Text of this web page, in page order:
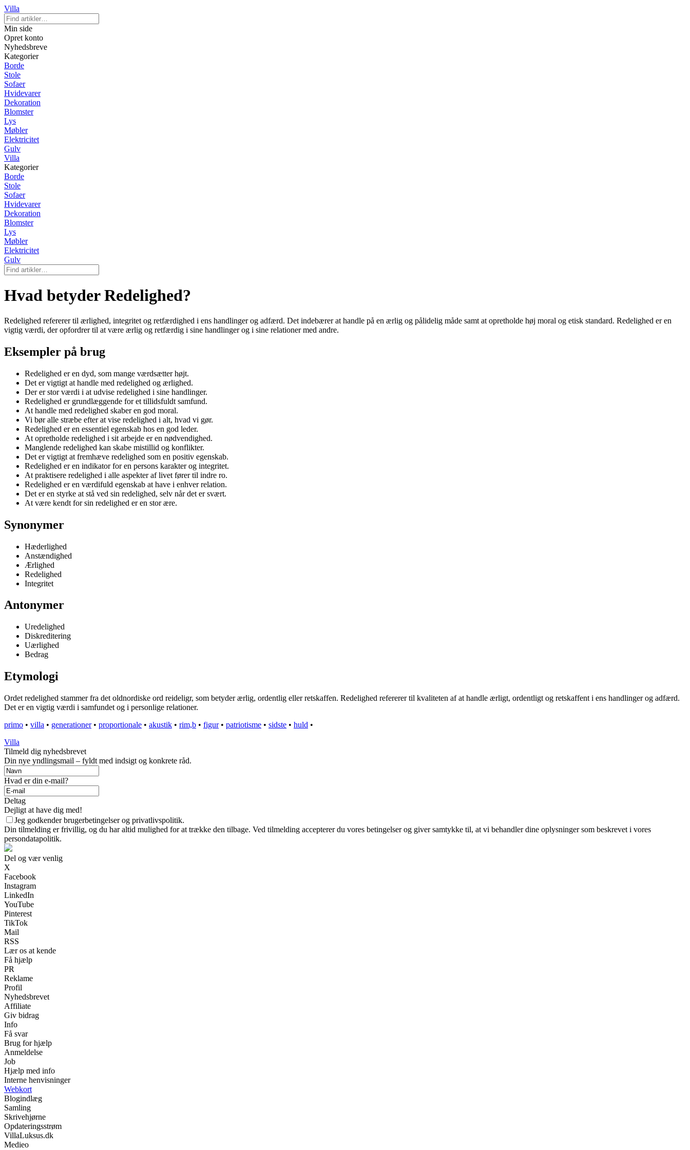
Villa
Min side
Opret konto
Nyhedsbreve
Kategorier
Borde
Stole
Sofaer
Hvidevarer
Dekoration
Blomster
Lys
Møbler
Elektricitet
Gulv
Villa
Kategorier
Borde
Stole
Sofaer
Hvidevarer
Dekoration
Blomster
Lys
Møbler
Elektricitet
Gulv
Hvad betyder Redelighed?
Redelighed refererer til ærlighed, integritet og retfærdighed i ens handlinger og adfærd. Det indebærer at handle på en ærlig og pålidelig måde samt at opretholde høj moral og etisk standard. Redelighed er en
vigtig værdi, der opfordrer til at være ærlig og retfærdig i sine handlinger og i sine relationer med andre.
Eksempler på brug
Redelighed er en dyd, som mange værdsætter højt.
Det er vigtigt at handle med redelighed og ærlighed.
Der er stor værdi i at udvise redelighed i sine handlinger.
Redelighed er grundlæggende for et tillidsfuldt samfund.
At handle med redelighed skaber en god moral.
Vi bør alle stræbe efter at vise redelighed i alt, hvad vi gør.
Redelighed er en essentiel egenskab hos en god leder.
At opretholde redelighed i sit arbejde er en nødvendighed.
Manglende redelighed kan skabe mistillid og konflikter.
Det er vigtigt at fremhæve redelighed som en positiv egenskab.
Redelighed er en indikator for en persons karakter og integritet.
At praktisere redelighed i alle aspekter af livet fører til indre ro.
Redelighed er en værdifuld egenskab at have i enhver relation.
Det er en styrke at stå ved sin redelighed, selv når det er svært.
At være kendt for sin redelighed er en stor ære.
Synonymer
Hæderlighed
Anstændighed
Ærlighed
Redelighed
Integritet
Antonymer
Uredelighed
Diskreditering
Uærlighed
Bedrag
Etymologi
Ordet redelighed stammer fra det oldnordiske ord reideligr, som betyder ærlig, ordentlig eller retskaffen. Redelighed refererer til kvaliteten af at handle ærligt, ordentligt og retskaffent i ens handlinger og adfærd.
Det er en vigtig værdi i samfundet og i personlige relationer.
primo • villa • generationer• proportionale • akustik • rim,b • figur• patriotisme • sidste • huld •
Villa
Tilmeld dig nyhedsbrevet
Din nye yndlingsmail – fyldt med indsigt og konkrete råd.
Hvad er din e-mail?
Deltag
Dejligt at have dig med!
Jeg godkender brugerbetingelser og privatlivspolitik.
Din tilmelding er frivillig, og du har altid mulighed for at trække den tilbage. Ved tilmelding accepterer du vores betingelser og giver samtykke til, at vi behandler dine oplysninger som beskrevet i vores
persondatapolitik.
Del og vær venlig
X
Facebook
Instagram
LinkedIn
YouTube
Pinterest
TikTok
Mail
RSS
Lær os at kende
Få hjælp
PR
Reklame
Profil
Nyhedsbrevet
Affiliate
Giv bidrag
Info
Få svar
Brug for hjælp
Anmeldelse
Job
Hjælp med info
Interne henvisninger
Webkort
Blogindlæg
Samling
Skrivehjørne
Opdateringsstrøm
VillaLuksus.dk
Medieo